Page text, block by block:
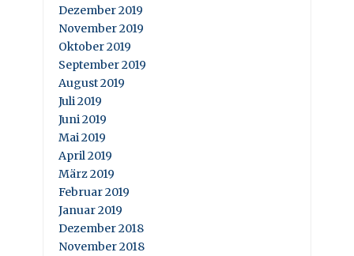
Dezember 2019
November 2019
Oktober 2019
September 2019
August 2019
Juli 2019
Juni 2019
Mai 2019
April 2019
März 2019
Februar 2019
Januar 2019
Dezember 2018
November 2018